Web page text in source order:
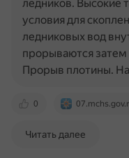
0
ледников. Высокие
условия для
ледниковых вод
прорываются затем
Прорыв плотины.
Читать далее